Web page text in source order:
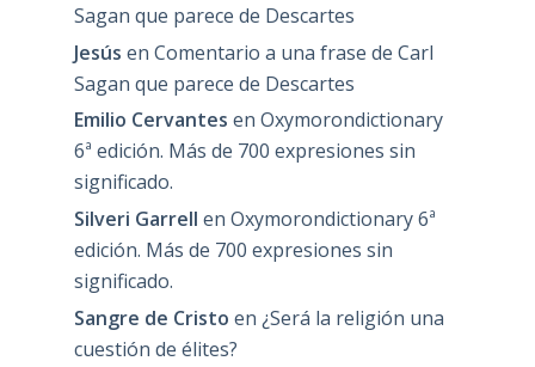
Sagan que parece de Descartes
Jesús en Comentario a una frase de Carl
Sagan que parece de Descartes
Emilio Cervantes en Oxymorondictionary
6ª edición. Más de 700 expresiones sin
significado.
Silveri Garrell en Oxymorondictionary 6ª
edición. Más de 700 expresiones sin
significado.
Sangre de Cristo en ¿Será la religión una
cuestión de élites?